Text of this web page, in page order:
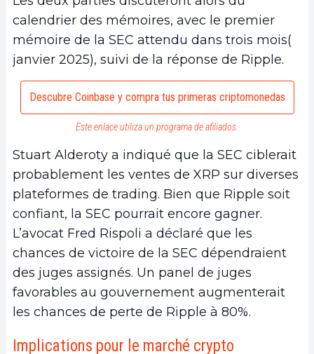
calendrier des mémoires, avec le premier
mémoire de la SEC attendu dans trois mois(
janvier 2025), suivi de la réponse de Ripple.
Descubre Coinbase y compra tus primeras criptomonedas
Este enlace utiliza un programa de afiliados.
Stuart Alderoty a indiqué que la SEC ciblerait
probablement les ventes de XRP sur diverses
plateformes de trading. Bien que Ripple soit
confiant, la SEC pourrait encore gagner.
L’avocat Fred Rispoli a déclaré que les
chances de victoire de la SEC dépendraient
des juges assignés. Un panel de juges
favorables au gouvernement augmenterait
les chances de perte de Ripple à 80%.
Implications pour le marché crypto